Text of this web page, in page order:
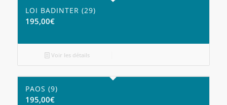
LOI BADINTER (29)
195,00€
Voir les détails
PAOS (9)
195,00€